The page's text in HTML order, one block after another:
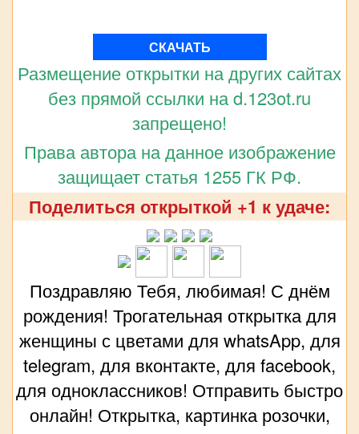
СКАЧАТЬ
Размещение открытки на других сайтах
без прямой ссылки на d.123ot.ru
запрещено!
Права автора на данное изображение
защищает статья 1255 ГК РФ.
Поделиться открыткой +1 к удаче:
Поздравляю Тебя, любимая! С днём
рождения! Трогательная открытка для
женщины с цветами для whatsApp, для
telegram, для вконтакте, для facebook,
для одноклассников! Отправить быстро
онлайн! Открытка, картинка розочки,